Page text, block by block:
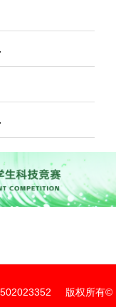
版权所有©